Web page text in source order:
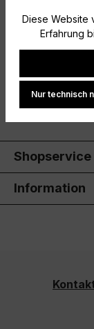
ausgestattet
Material
Hersteller
Bewertungen
Shopservice
Information
Diese Website
Erfahrung
Cookie-
Nur technisch